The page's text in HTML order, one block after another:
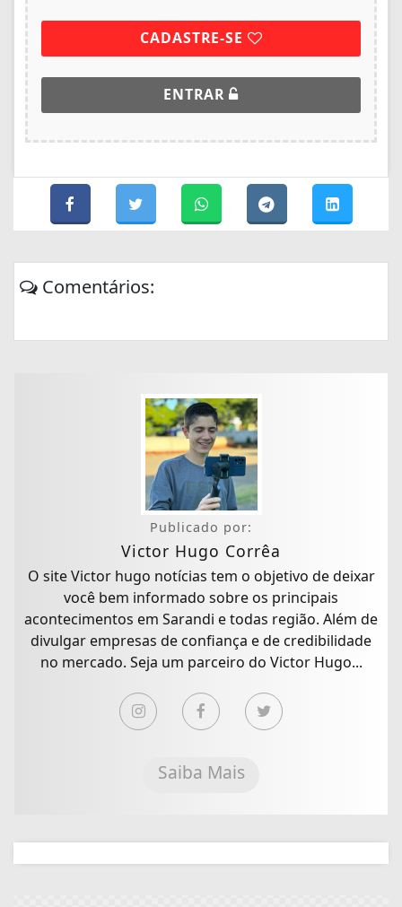
CADASTRE-SE
ENTRAR
Comentários:
Publicado por:
Victor Hugo Corrêa
O site Victor hugo notícias tem o objetivo de deixar
você bem informado sobre os principais
acontecimentos em Sarandi e todas região. Além de
divulgar empresas de confiança e de credibilidade
no mercado. Seja um parceiro do Victor Hugo...
Saiba Mais